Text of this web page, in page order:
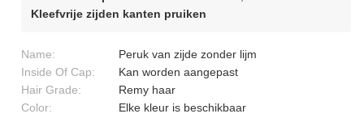
Kleefvrije zijden kanten pruiken
Name:
Peruk van zijde zonder lijm
Inside Of Cap:
Kan worden aangepast
Hair Grade:
Remy haar
Color:
Elke kleur is beschikbaar